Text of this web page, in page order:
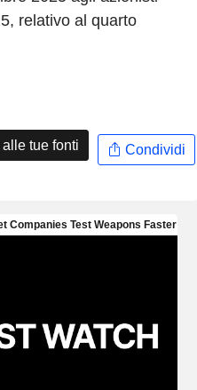
relativo al quarto
tue fonti Condividi